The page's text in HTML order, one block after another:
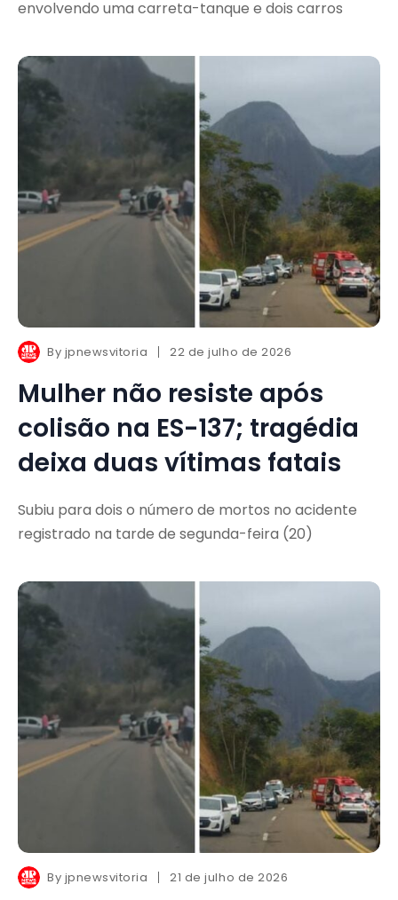
envolvendo uma carreta-tanque e dois carros
By jpnewsvitoria 22 de julho de 2026
Mulher não resiste após
colisão na ES-137; tragédia
deixa duas vítimas fatais
Subiu para dois o número de mortos no acidente
registrado na tarde de segunda-feira (20)
By jpnewsvitoria 21 de julho de 2026